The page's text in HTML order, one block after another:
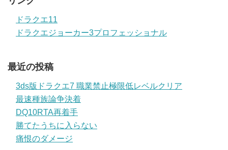
ドラクエ11
ドラクエジョーカー3プロフェッショナル
最近の投稿
3ds版ドラクエ7 職業禁止極限低レベルクリア
最速種族論争決着
DQ10RTA再着手
勝てたうちに入らない
痛恨のダメージ